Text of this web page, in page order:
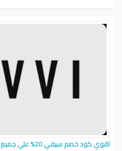
اقوي كود خصم سيفي 20% علي جميع الأحذية من Sivvi لجميع البلاد